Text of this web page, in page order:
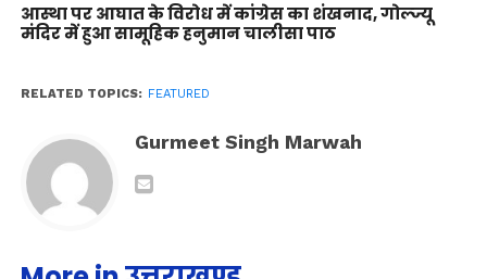
आस्था पर आघात के विरोध में कांग्रेस का शंखनाद, गोल्ज्यू
मंदिर में हुआ सामूहिक हनुमान चालीसा पाठ
RELATED TOPICS: FEATURED
Gurmeet Singh Marwah